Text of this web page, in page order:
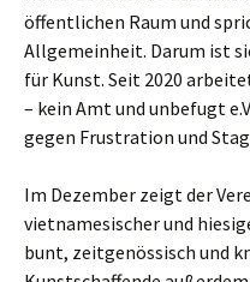
öffentlichen Raum und
Allgemeinheit. Darum ist
für Kunst. Seit 2020
– kein Amt und unbefugt
gegen Frustration und
Im Dezember zeigt der
vietnamesischer und
bunt, zeitgenössisch und